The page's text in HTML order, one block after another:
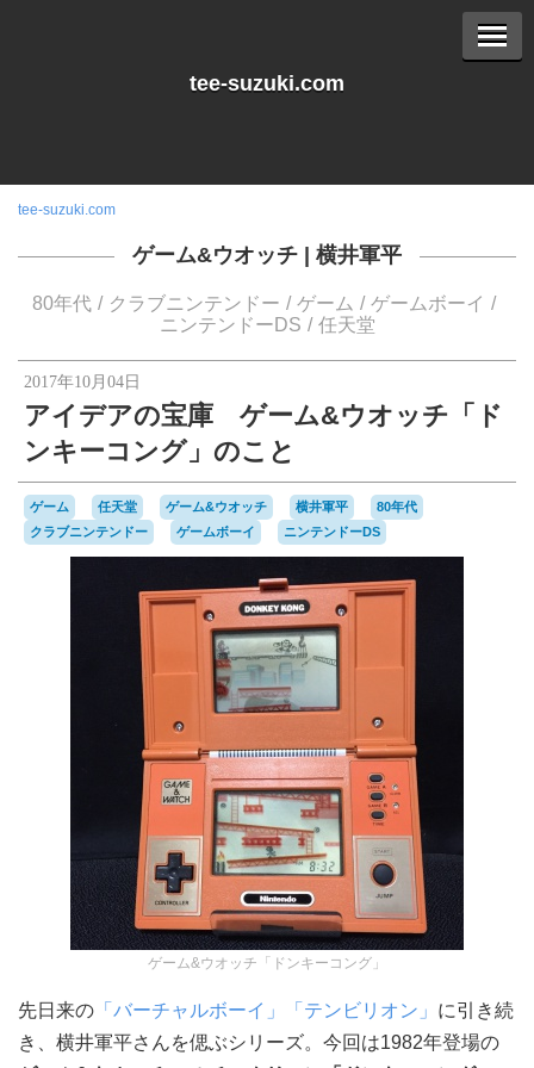
tee-suzuki.com
tee-suzuki.com
ゲーム&ウオッチ 横井軍平
80年代 クラブニンテンドー ゲーム
ゲームボーイ
ニンテンドーDS
任天堂
2017年10月04日
アイデアの宝庫 ゲーム&ウオッチ「ド
ンキーコング」のこと
ゲーム 任天堂 ゲーム&ウオッチ 横井軍平
80年代
クラブニンテンドー
ゲームボーイ ニンテンドーDS
ゲーム&ウオッチ「ドンキーコング」
先日来の 「バーチャルボーイ」 「テンビリオン」 に引き続
き、横井軍平さんを偲ぶシリーズ。今回は1982年登場の